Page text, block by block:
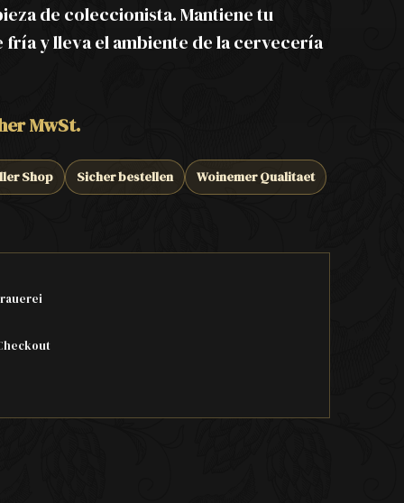
de coleccionista. Mantiene tu
y lleva el ambiente de la cervecería
MwSt.
Shop Sicher bestellen Woinemer Qualitaet